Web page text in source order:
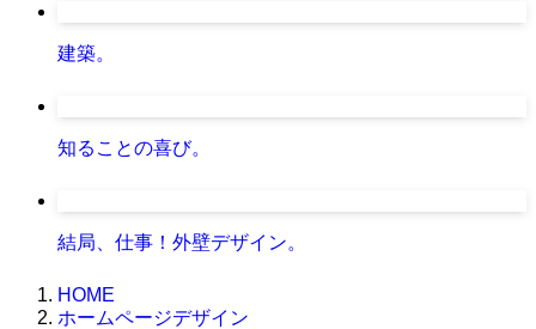
建築。
知ることの喜び。
結局、仕事！外壁デザイン。
HOME
ホームページデザイン